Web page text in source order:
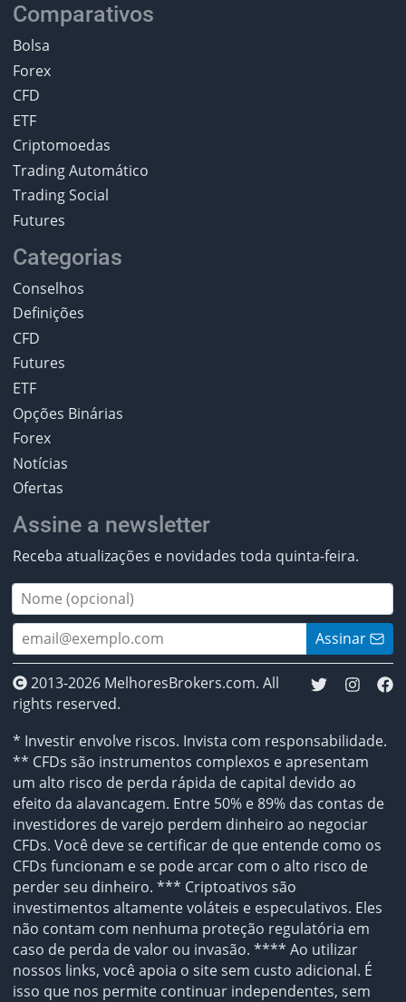
Comparativos
Bolsa
Forex
CFD
ETF
Criptomoedas
Trading Automático
Trading Social
Futures
Categorias
Conselhos
Definições
CFD
Futures
ETF
Opções Binárias
Forex
Notícias
Ofertas
Assine a newsletter
Receba atualizações e novidades toda quinta-feira.
Assinar
2013-2026 MelhoresBrokers.com. All
rights reserved.
* Investir envolve riscos. Invista com responsabilidade.
** CFDs são instrumentos complexos e apresentam
um alto risco de perda rápida de capital devido ao
efeito da alavancagem. Entre 50% e 89% das contas de
investidores de varejo perdem dinheiro ao negociar
CFDs. Você deve se certificar de que entende como os
CFDs funcionam e se pode arcar com o alto risco de
perder seu dinheiro. *** Criptoativos são
investimentos altamente voláteis e especulativos. Eles
não contam com nenhuma proteção regulatória em
caso de perda de valor ou invasão. **** Ao utilizar
nossos links, você apoia o site sem custo adicional. É
isso que nos permite continuar independentes, sem